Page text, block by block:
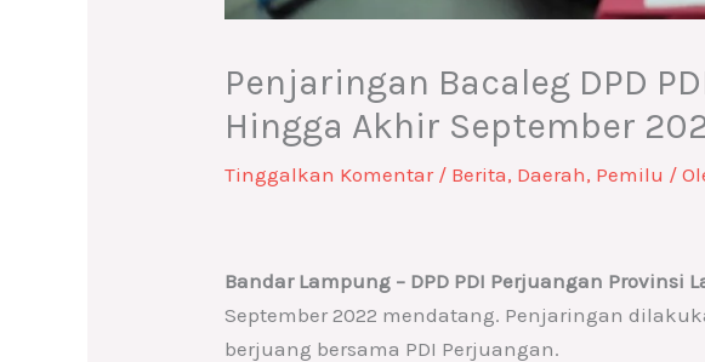
Penjaringan Bacaleg DPD
Hingga Akhir September
Tinggalkan Komentar / Berita, Daerah, Pemilu /
Bandar Lampung – DPD PDI Perjuangan
September 2022 mendatang. Penjaringan
berjuang bersama PDI Perjuangan.